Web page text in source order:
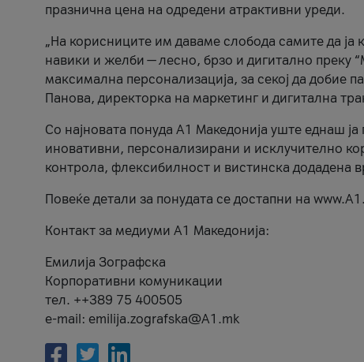
празнична цена на одредени атрактивни уреди.
„На корисниците им даваме слобода самите да ја
навики и желби — лесно, брзо и дигитално преку
максимална персонализација, за секој да добие
Панова, директорка на маркетинг и дигитална
Со најновата понуда А1 Македонија уште еднаш
иновативни, персонализирани и исклучително
контрола, флексибилност и вистинска додадена
Повеќе детали за понудата се достапни на
Контакт за медиуми А1 Македонија:
Емилија Зографска
Корпоративни комуникации
тел. ++389 75 400505
e-mail: emilija.zografska@A1.mk